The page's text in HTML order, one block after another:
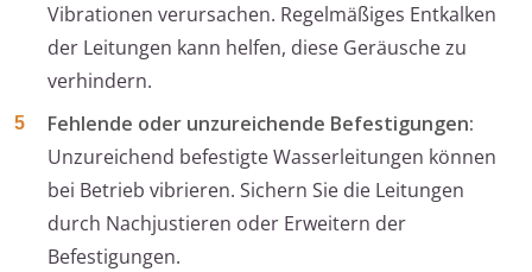
Vibrationen verursachen. Regelmäßiges Entkalken
der Leitungen kann helfen, diese Geräusche zu
verhindern.
Fehlende oder unzureichende Befestigungen:
Unzureichend befestigte Wasserleitungen können
bei Betrieb vibrieren. Sichern Sie die Leitungen
durch Nachjustieren oder Erweitern der
Befestigungen.